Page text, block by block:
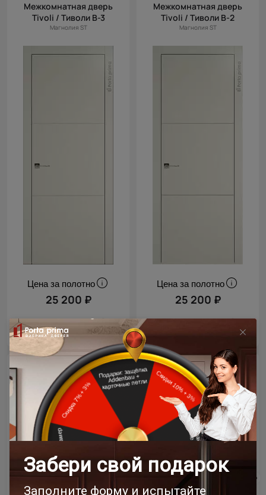
Межкомнатная дверь
Tivoli / Тиволи В-3
Магнолия ST
Цена за полотно
25 200 ₽
Межкомнатная дверь
Tivoli / Тиволи В-2
Магнолия ST
Цена за полотно
25 200 ₽
Межкомнатная дверь
Tivoli / Тиволи А-1
Бежевый Мел эмаль (RAL 075-80-10)
- 15% скидка
Межкомнатная дверь
Tivoli / Тиволи А-1
Бежевое Ядро Миндаля эмаль (RAL
070-85-05)